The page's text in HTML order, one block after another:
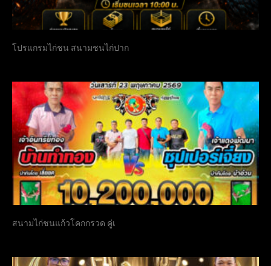
โปรแกรมไก่ชน สนามชนไก่ปาก
สนามไก่ชนแก้วโคกกรวด คู่เ